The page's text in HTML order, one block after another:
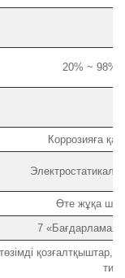
20% ~ 98%
Коррозияға
Өте жұқа
7
қозғалтқыштар,